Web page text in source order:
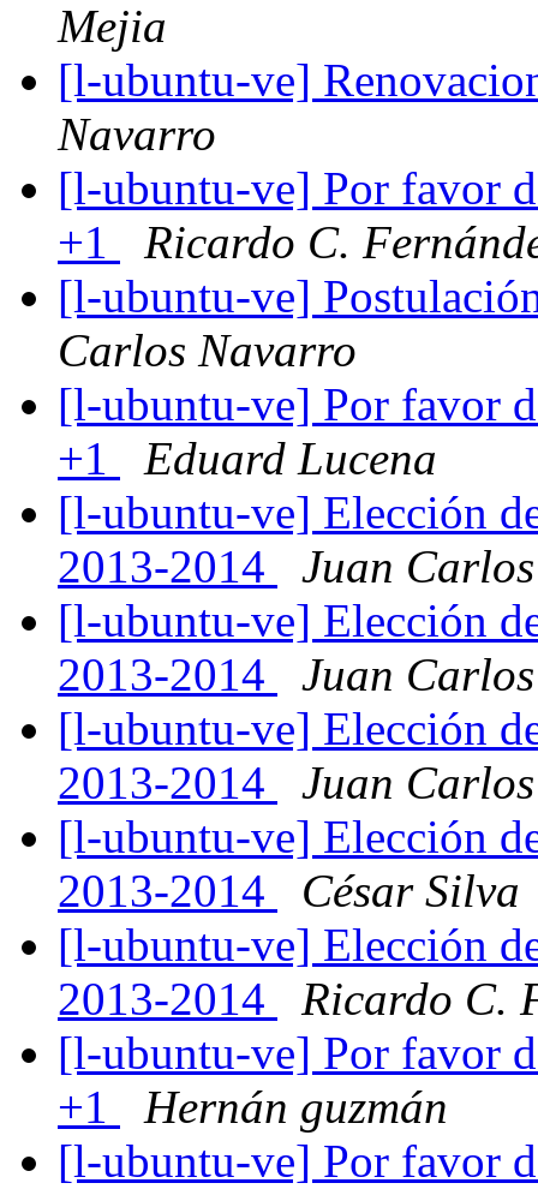
Mejia
[l-ubuntu-ve]
Navarro
[l-ubuntu-ve] Por favor
+1
Ricardo C.
[l-ubuntu-ve]
Carlos Navarro
[l-ubuntu-ve] Por favor
+1
Eduard Lucena
[l-ubuntu-ve] Elección
2013-2014
Juan
[l-ubuntu-ve] Elección
2013-2014
Juan
[l-ubuntu-ve] Elección
2013-2014
Juan
[l-ubuntu-ve] Elección
2013-2014
César Silva
[l-ubuntu-ve] Elección
2013-2014
Ricardo C.
[l-ubuntu-ve] Por favor
+1
Hernán guzmán
[l-ubuntu-ve] Por favor